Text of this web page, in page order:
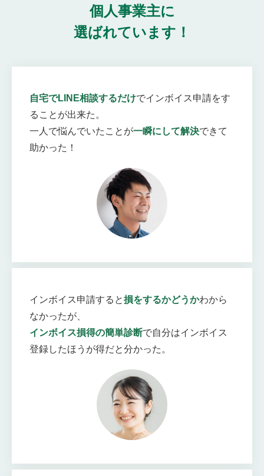
個人事業主に
選ばれています！
自宅でLINE相談するだけでインボイス申請をす
ることが出来た。
一人で悩んでいたことが一瞬にして解決できて
助かった！
インボイス申請すると損をするかどうかわから
なかったが、
インボイス損得の簡単診断で自分はインボイス
登録したほうが得だと分かった。